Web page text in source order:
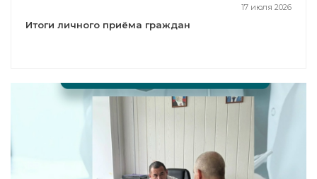
17 июля 2026
Итоги личного приёма граждан